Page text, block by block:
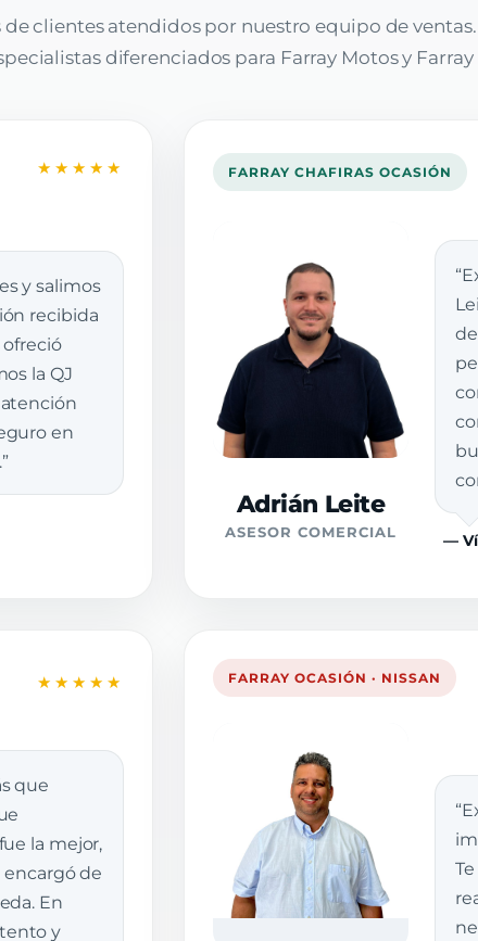
de clientes atendidos por nuestro equipo de
diferenciados para Farray Motos y Farray
★★★★★
y salimos
recibida
ofreció
la QJ
atención
en
FARRAY CHAFIRAS OCASIÓN
Adrián Leite
ASESOR COMERCIAL —
★★★★★
que
la mejor,
encargó de
En
y
FARRAY OCASIÓN · NISSAN